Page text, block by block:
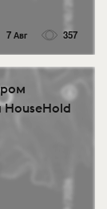
7 Авг 357
HouseHold